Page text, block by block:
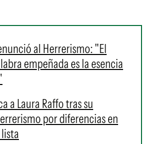
al Herrerismo: "El
empeñada es la esencia
a Laura Raffo tras su
por diferencias en